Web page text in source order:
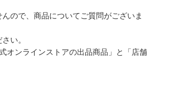
ので、商品についてご質問がございま
い。
ンラインストアの出品商品」と「店舗